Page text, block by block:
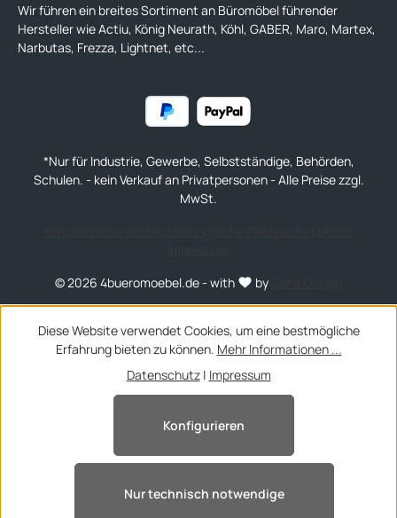
Wir führen ein breites Sortiment an Büromöbel führender
Hersteller wie Actiu, König Neurath, Köhl, GABER, Maro, Martex,
Narbutas, Frezza, Lightnet, etc...
*Nur für Industrie, Gewerbe, Selbstständige, Behörden,
Schulen. - kein Verkauf an Privatpersonen - Alle Preise zzgl.
MwSt.
© 2026 4bueromoebel.de - with by
Diese Website verwendet Cookies, um eine bestmögliche
Erfahrung bieten zu können. Mehr Informationen ...
Datenschutz| Impressum
Nur technisch notwendige
Konfigurieren